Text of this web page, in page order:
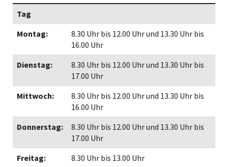
Tag
Montag:
8.30 Uhr bis 12.00 Uhr und 13.30 Uhr bis
16.00 Uhr
Dienstag:
8.30 Uhr bis 12.00 Uhr und 13.30 Uhr bis
17.00 Uhr
Mittwoch:
8.30 Uhr bis 12.00 Uhr und 13.30 Uhr bis
16.00 Uhr
Donnerstag:
8.30 Uhr bis 12.00 Uhr und 13.30 Uhr bis
17.00 Uhr
Freitag:
8.30 Uhr bis 13.00 Uhr